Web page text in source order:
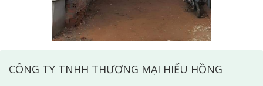
CÔNG TY TNHH THƯƠNG MẠI HIẾU HỒNG